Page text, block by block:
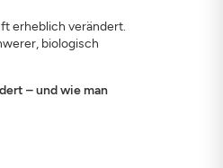
erheblich verändert.
biologisch
– und wie man